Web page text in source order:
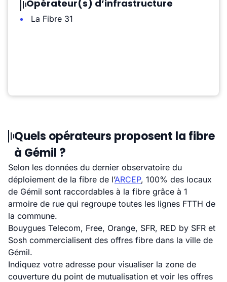
Opérateur(s) d’infrastructure
La Fibre 31
Quels opérateurs proposent la fibre
à Gémil ?
Selon les données du dernier observatoire du
déploiement de la fibre de l’ARCEP, 100% des locaux
de Gémil sont raccordables à la fibre grâce à 1
armoire de rue qui regroupe toutes les lignes FTTH de
la commune.
Bouygues Telecom, Free, Orange, SFR, RED by SFR et
Sosh commercialisent des offres fibre dans la ville de
Gémil.
Indiquez votre adresse pour visualiser la zone de
couverture du point de mutualisation et voir les offres